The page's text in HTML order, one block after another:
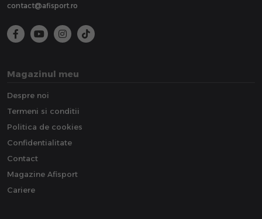
contact@afisport.ro
Magazinul meu
Despre noi
Termeni si conditii
Politica de cookies
Confidentialitate
Contact
Magazine Afisport
Cariere